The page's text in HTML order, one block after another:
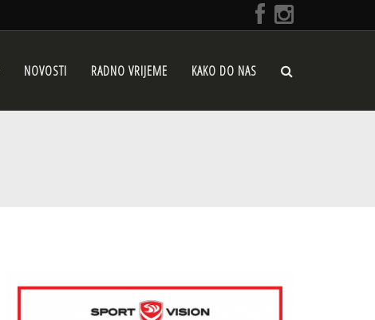
NOVOSTI RADNO VRIJEME KAKO DO NAS